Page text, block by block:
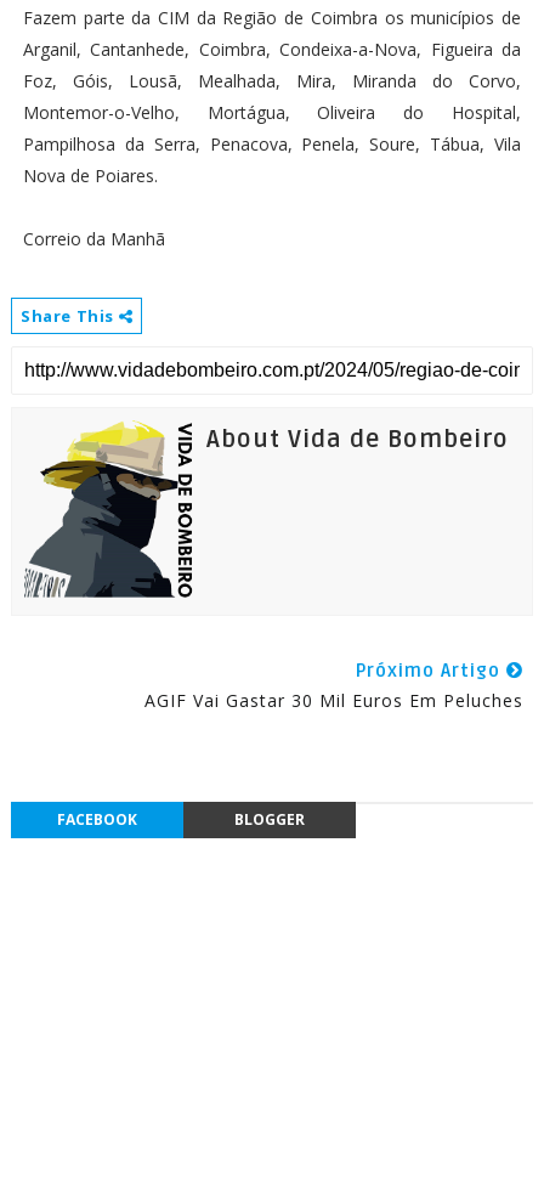
Fazem parte da CIM da Região de Coimbra os municípios de
Arganil, Cantanhede, Coimbra, Condeixa-a-Nova, Figueira da
Foz, Góis, Lousã, Mealhada, Mira, Miranda do Corvo,
Montemor-o-Velho, Mortágua, Oliveira do Hospital,
Pampilhosa da Serra, Penacova, Penela, Soure, Tábua, Vila
Nova de Poiares.
Correio da Manhã
Share This
About Vida de Bombeiro
Próximo Artigo
AGIF Vai Gastar 30 Mil Euros Em Peluches
FACEBOOK BLOGGER